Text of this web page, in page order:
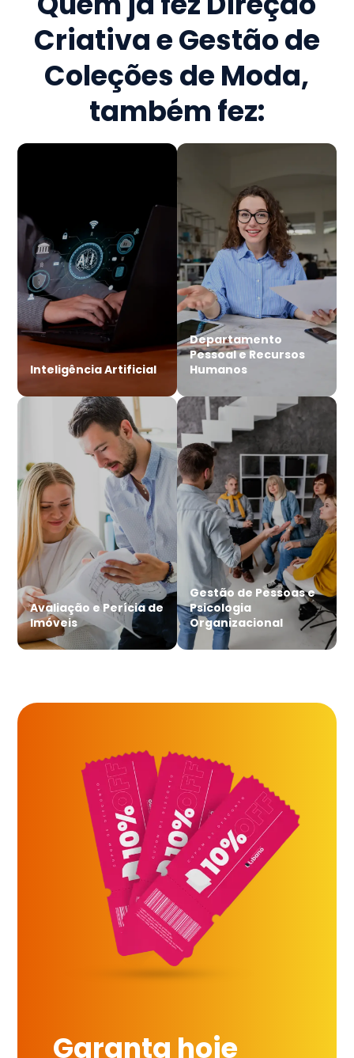
Criativa e Gestão de
Coleções de Moda,
também fez:
Inteligência Artificial
Departamento
Pessoal e Recursos
Humanos
Avaliação e Perícia de
Imóveis
Gestão de Pessoas e
Psicologia
Organizacional
Garanta hoje